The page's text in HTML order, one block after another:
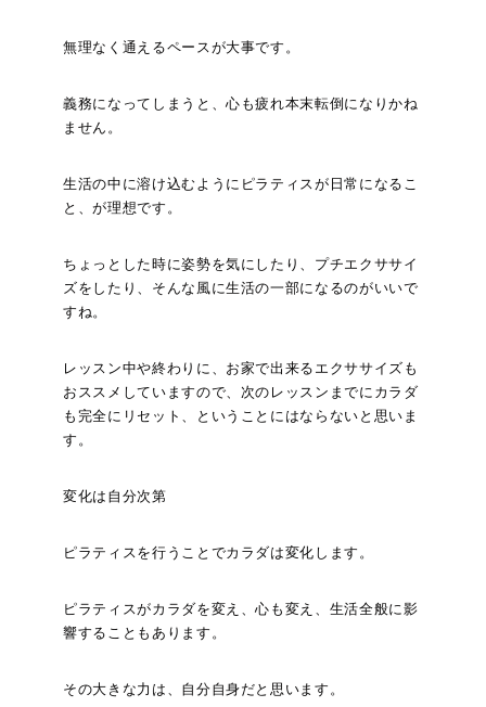
無理なく通えるペースが大事です。
義務になってしまうと、心も疲れ本末転倒になりかね
ません。
生活の中に溶け込むようにピラティスが日常になるこ
と、が理想です。
ちょっとした時に姿勢を気にしたり、プチエクササイ
ズをしたり、そんな風に生活の一部になるのがいいで
すね。
レッスン中や終わりに、お家で出来るエクササイズも
おススメしていますので、次のレッスンまでにカラダ
も完全にリセット、ということにはならないと思いま
す。
変化は自分次第
ピラティスを行うことでカラダは変化します。
ピラティスがカラダを変え、心も変え、生活全般に影
響することもあります。
その大きな力は、自分自身だと思います。